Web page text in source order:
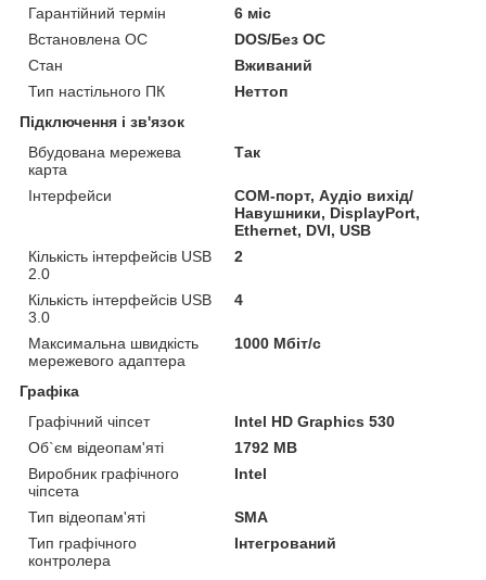
Гарантійний термін
6 міс
Встановлена ОС
DOS/Без ОС
Стан
Вживаний
Тип настільного ПК
Неттоп
Підключення і зв'язок
Вбудована мережева
карта
Так
Інтерфейси
COM-порт, Аудіо вихід/
Навушники, DisplayPort,
Ethernet, DVI, USB
Кількість інтерфейсів USB
2.0
2
Кількість інтерфейсів USB
3.0
4
Максимальна швидкість
мережевого адаптера
1000 Мбіт/с
Графіка
Графічний чіпсет
Intel HD Graphics 530
Об`єм відеопам'яті
1792 MB
Виробник графічного
чіпсета
Intel
Тип відеопам'яті
SMA
Тип графічного
контролера
Інтегрований